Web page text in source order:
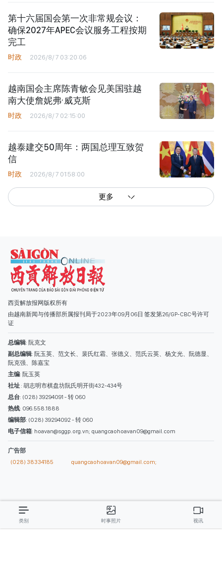
第十六届国会第一次非常规会议：
确保2027年APEC会议服务工程按期
完工
时政 2026/8/7 03:20:06
越南国会主席陈青敏会见美国驻越
南大使詹妮弗·威克斯
时政 2026/8/7 02:15:00
越泰建交50周年：两国总理互致贺
信
时政 2026/8/7 01:58:00
更多
西贡解放报网版权所有
由越南新闻与传播部所属报刊局于2023年09月06日 签发第26/GP-CBC号许可
证
总编辑
副总编辑: 阮玉英、范文长、裴氏红霜、张德义、范氏云英、杨文光、阮德显、
总台: (028) 39294091 - 转 060
热线: 096.558.1888
编辑部: (028) 39294092 - 转 060